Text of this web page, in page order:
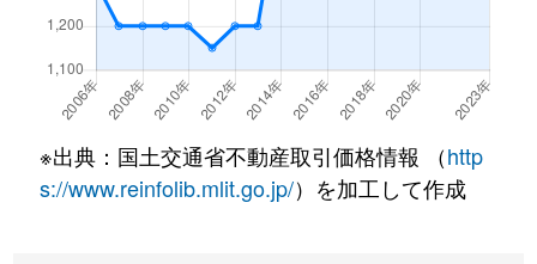
北２２条東 300万円
北２２条東
640万円 元町(札幌)
北２２条東
3,200万円 元町(札幌)
北２４条東
3,000万円 元町(札幌)
※出典：国土交通省不動産取引価格情報 （http
s://www.reinfolib.mlit.go.jp/）を加工して作成